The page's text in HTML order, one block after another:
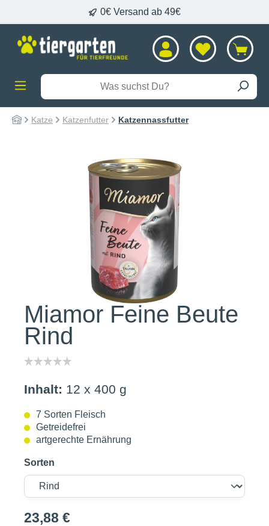
0€ Versand ab 49€
Katze Katzenfutter Katzennassfutter
Bildergalerie überspringen
Miamor Feine Beute
Rind
Inhalt: 12 x 400 g
7 Sorten Fleisch
Getreidefrei
artgerechte Ernährung
Sorten
23,88 €